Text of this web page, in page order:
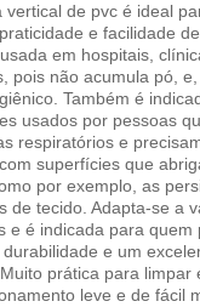
vertical de pvc é ideal
e facilidade
em hospitais,
pois não acumula pó,
Também é
usados por pessoas
respiratórios e
superfícies que
por exemplo, as
de tecido. Adapta-se a
e é indicada para quem
e um
prática para limpar
leve e de fácil